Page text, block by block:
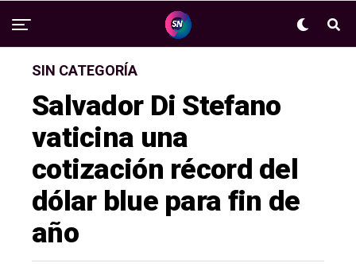
SIN CATEGORÍA
Salvador Di Stefano
vaticina una
cotización récord del
dólar blue para fin de
año